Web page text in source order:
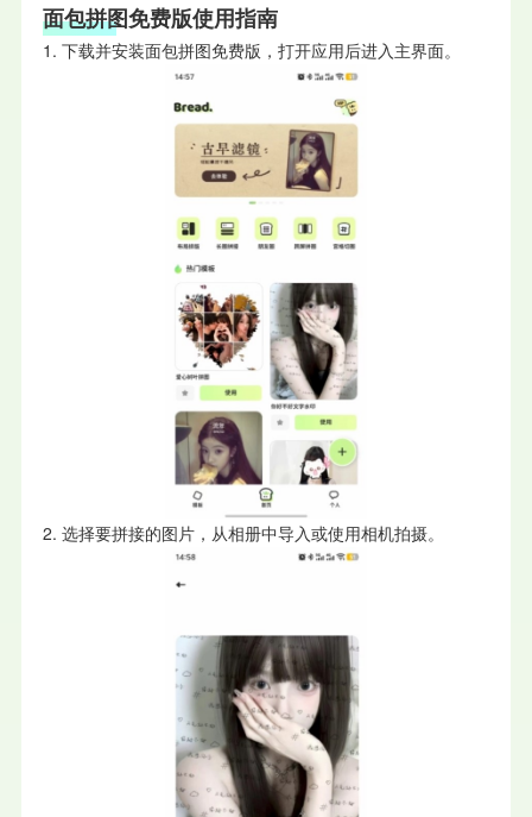
面包拼图免费版使用指南
1. 下载并安装面包拼图免费版，打开应用后进入主界面。
2. 选择要拼接的图片，从相册中导入或使用相机拍摄。